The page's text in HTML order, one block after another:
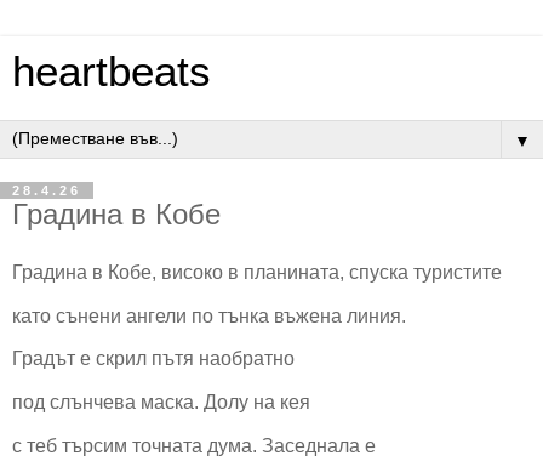
heartbeats
▼
28.4.26
Градина в Кобе
Градина в Кобе, високо в планината, спуска туристите
като сънени ангели по тънка въжена линия.
Градът е скрил пътя наобратно
под слънчева маска. Долу на кея
с теб търсим точната дума. Заседнала е